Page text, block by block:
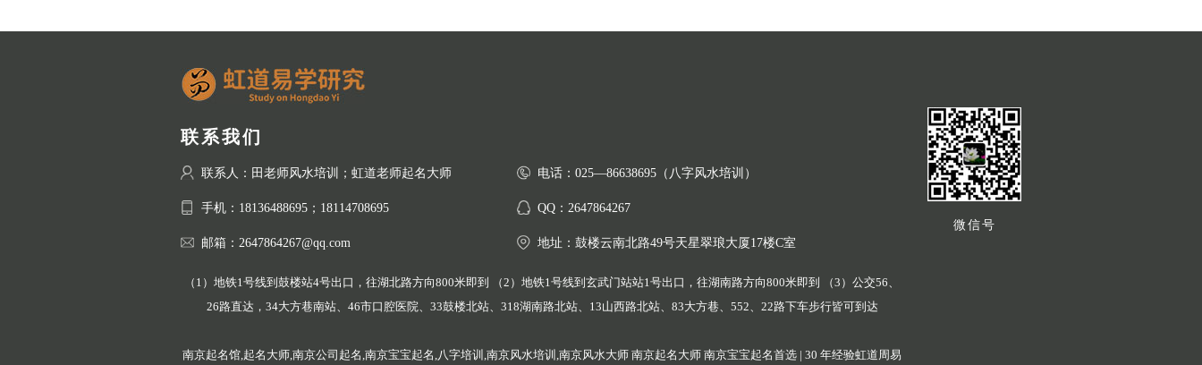
联系我们
联系人：田老师风水培训；虹道老师起名大师 电话：025—86638695（八字风水培训）
手机：18136488695；18114708695 QQ：2647864267
邮箱：2647864267@qq.com 地址：鼓楼云南北路49号天星翠琅大厦17楼C室
微信号
（1）地铁1号线到鼓楼站4号出口，往湖北路方向800米即到 （2）地铁1号线到玄武门站站1号出口，往湖南路方向800米即到 （3）公交56、
26路直达，34大方巷南站、46市口腔医院、33鼓楼北站、318湖南路北站、13山西路北站、83大方巷、552、22路下车步行皆可到达
南京起名馆,起名大师,南京公司起名,南京宝宝起名,八字培训,南京风水培训,南京风水大师 南京起名大师 南京宝宝起名首选 | 30 年经验虹道周易